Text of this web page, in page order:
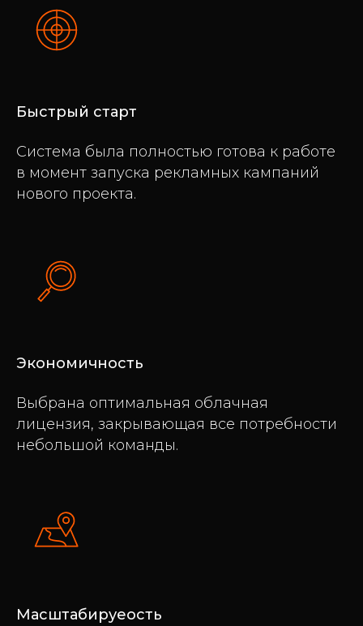
Быстрый старт
Система была полностью готова к работе
в момент запуска рекламных кампаний
нового проекта.
Экономичность
Выбрана оптимальная облачная
лицензия, закрывающая все потребности
небольшой команды.
Масштабируеость